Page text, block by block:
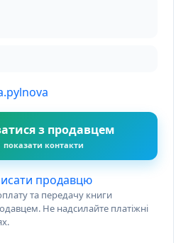
з продавцем
показати контакти
продавцю
та передачу книги
Не надсилайте платіжні